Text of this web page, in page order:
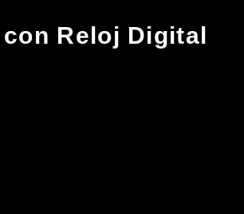
Reloj Digital